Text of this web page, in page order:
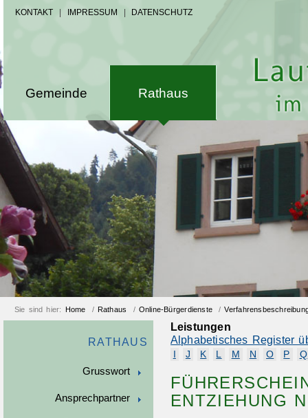
KONTAKT IMPRESSUM DATENSCHUTZ
Gemeinde Rathaus
Sie sind hier: Home / Rathaus / Online-Bürgerdienste /
RATHAUS
Grusswort
Ansprechpartner
Leistungen
Alphabetisches Register
J K L M N O P Q
ENTZIEHUNG